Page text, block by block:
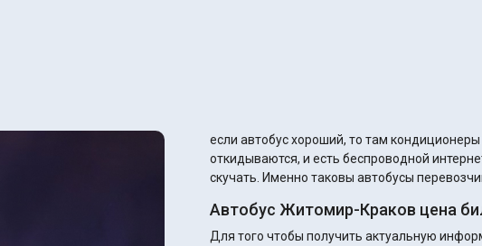
если автобус хороший, то там
откидываются, и есть беспроводной
скучать. Именно таковы автобусы
Автобус Житомир-Краков цена
Для того чтобы получить актуальную